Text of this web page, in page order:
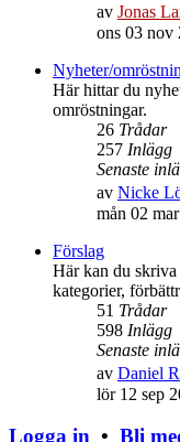
av Jonas
ons 03 nov
Nyheter/
Här hittar du
omröstningar.
26 Trådar
257 Inlägg
Senaste
av Nicke
mån 02
Förslag
Här kan du
kategorier,
51 Trådar
598 Inlägg
Senaste
av Daniel
lör 12 sep
Logga in • Bli